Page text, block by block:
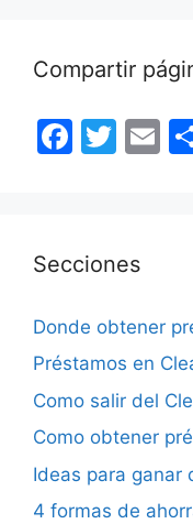
Compartir
F
b
o
o
k
T
E
Secciones
Donde obtener
Préstamos en
Como salir del
Como obtener
Ideas para ganar
4 formas de